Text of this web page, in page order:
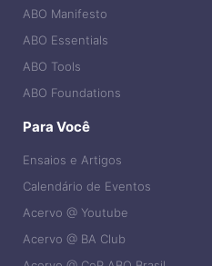
ABO Manifesto
ABO Essentials
ABO Tools
ABO Foundations
Para Você
Ensaios e Artigos
Calendário de Eventos
Acervo @ Youtube
Acervo @ BA Club